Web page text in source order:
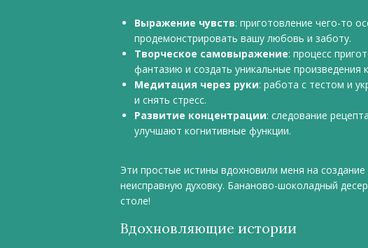
Выражение чувств: приготовление чего-то
продемонстрировать вашу любовь и заботу.
Творческое самовыражение: процесс
фантазию и создать уникальные произведения
Медитация через руки: работа с тестом и
и снять стресс.
Развитие концентрации: следование
улучшают когнитивные функции.
Эти простые истины вдохновили меня на
неисправную духовку. Бананово-шоколадный
столе!
Вдохновляющие истории